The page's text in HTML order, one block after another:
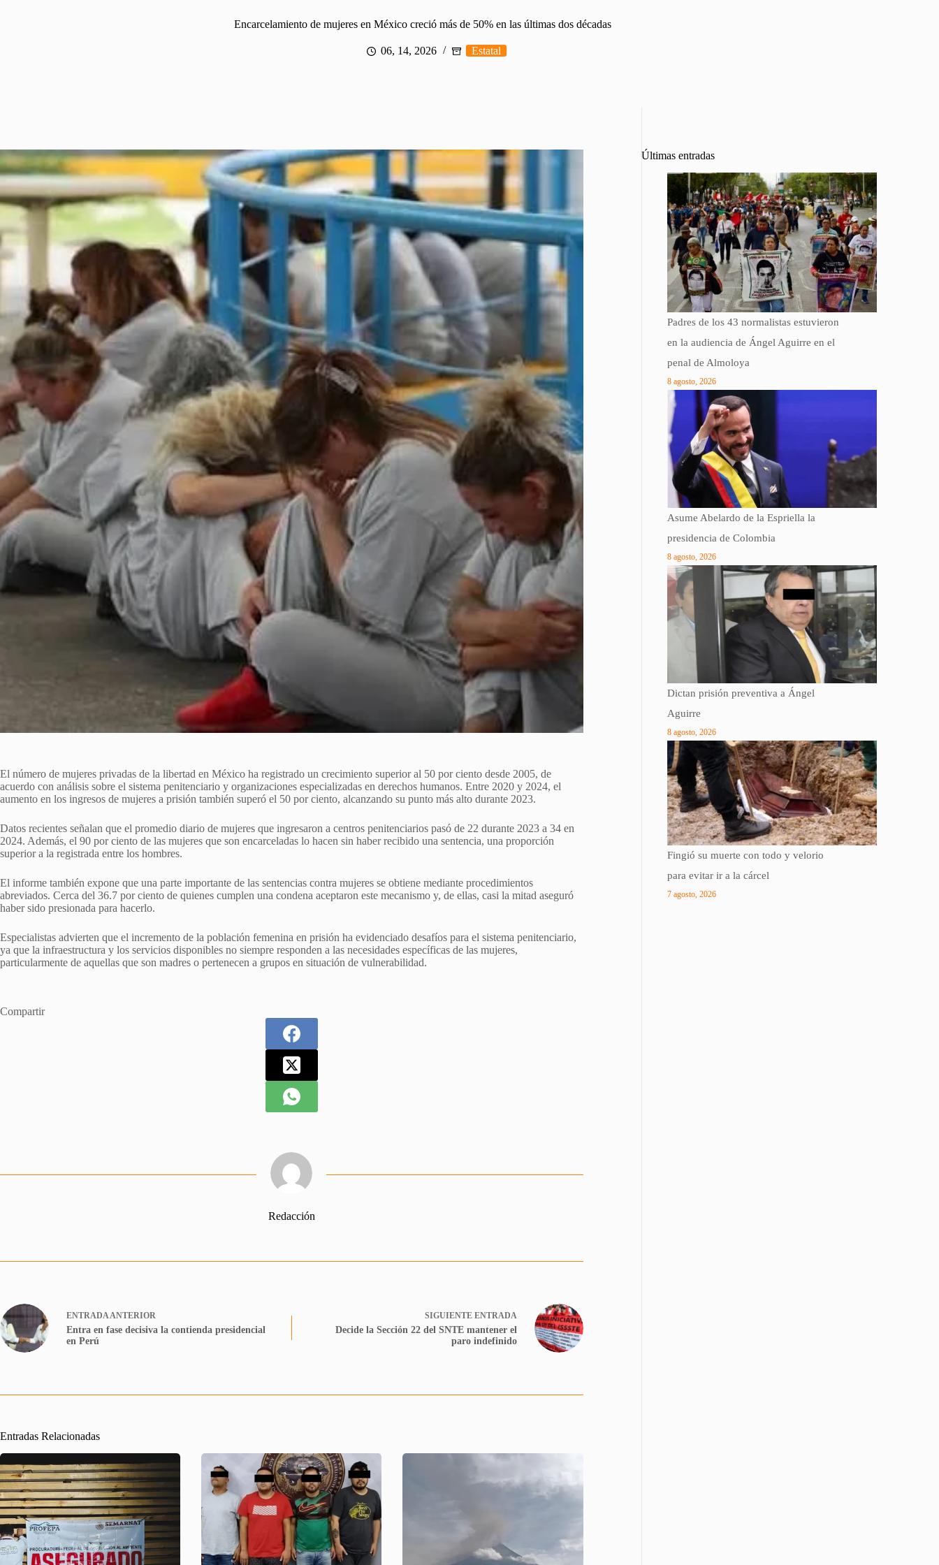
Encarcelamiento de mujeres en México creció más de 50% en las últimas dos décadas
06, 14, 2026 Estatal
El número de mujeres privadas de la libertad en México ha registrado un crecimiento superior al 50 por ciento desde 2005, de
acuerdo con análisis sobre el sistema penitenciario y organizaciones especializadas en derechos humanos. Entre 2020 y 2024, el
aumento en los ingresos de mujeres a prisión también superó el 50 por ciento, alcanzando su punto más alto durante 2023.
Datos recientes señalan que el promedio diario de mujeres que ingresaron a centros penitenciarios pasó de 22 durante 2023 a 34 en
2024. Además, el 90 por ciento de las mujeres que son encarceladas lo hacen sin haber recibido una sentencia, una proporción
superior a la registrada entre los hombres.
El informe también expone que una parte importante de las sentencias contra mujeres se obtiene mediante procedimientos
abreviados. Cerca del 36.7 por ciento de quienes cumplen una condena aceptaron este mecanismo y, de ellas, casi la mitad aseguró
haber sido presionada para hacerlo.
Especialistas advierten que el incremento de la población femenina en prisión ha evidenciado desafíos para el sistema penitenciario,
ya que la infraestructura y los servicios disponibles no siempre responden a las necesidades específicas de las mujeres,
particularmente de aquellas que son madres o pertenecen a grupos en situación de vulnerabilidad.
Compartir
Redacción
ENTRADAANTERIOR
Entra en fase decisiva la contienda presidencial
en Perú
SIGUIENTE ENTRADA
Decide la Sección 22 del SNTE mantener el
paro indefinido
Entradas Relacionadas
Últimas entradas
Padres de los 43 normalistas estuvieron
en la audiencia de Ángel Aguirre en el
penal de Almoloya
8 agosto, 2026
Asume Abelardo de la Espriella la
presidencia de Colombia
8 agosto, 2026
Dictan prisión preventiva a Ángel
Aguirre
8 agosto, 2026
Fingió su muerte con todo y velorio
para evitar ir a la cárcel
7 agosto, 2026